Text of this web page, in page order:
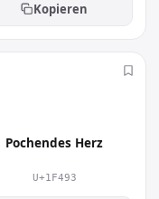
Kopieren
Pochendes Herz
U+1F493